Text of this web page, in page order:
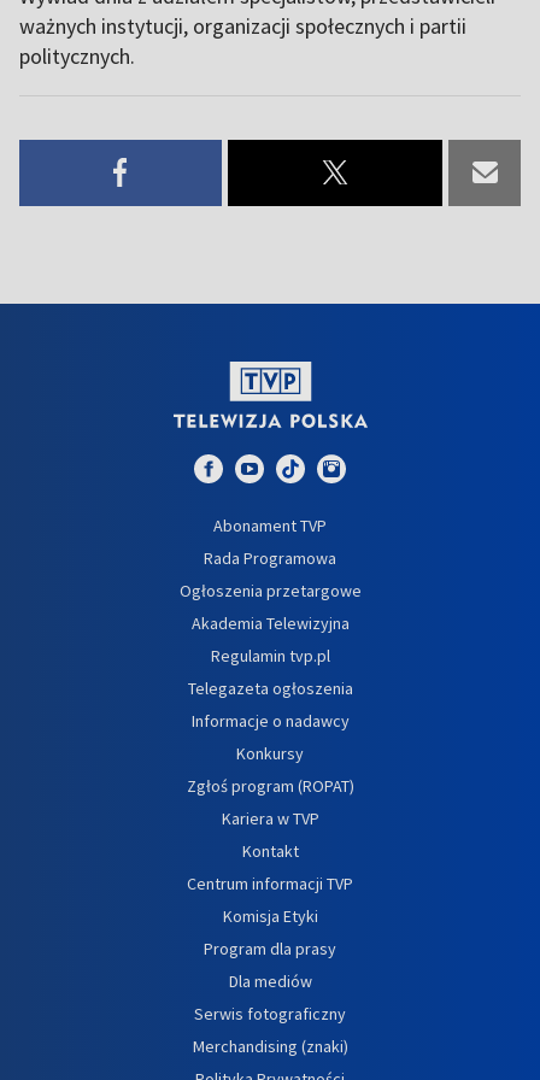
ważnych instytucji, organizacji społecznych i partii
politycznych.
Abonament TVP
Rada Programowa
Ogłoszenia przetargowe
Akademia Telewizyjna
Regulamin tvp.pl
Telegazeta ogłoszenia
Informacje o nadawcy
Konkursy
Zgłoś program (ROPAT)
Kariera w TVP
Kontakt
Centrum informacji TVP
Komisja Etyki
Program dla prasy
Dla mediów
Serwis fotograficzny
Merchandising (znaki)